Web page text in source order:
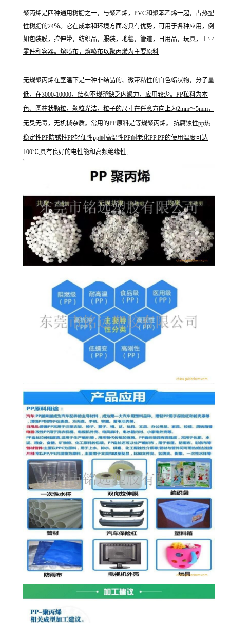
聚丙烯是四种通用树脂之一，与聚乙烯，PVC和聚苯乙烯一起，占热塑
性树脂的24％。它在成本和环境方面均具有优势，可用于各种应用，例
如包装膜，拉伸带，纺织品，服装，地毯，管道，日用品，玩具，工业
零件和容器。熔喷布，熔喷布以聚丙烯为主要原料
无规聚丙烯在室温下是一种非结晶的、微带粘性的白色蜡状物，分子量
低，在3000-10000，结构不规整缺乏内聚力，应用较少。PP粒料为本
色、圆柱状颗粒，颗粒光洁，粒子的尺寸在任意方向上为2mm～5mm，
无臭无毒，无机械杂质。常用的PP原料是等规聚丙烯。 抗腐蚀性pp热
稳定性PP防锈性PP轻便性pp耐高温性PP耐老化PP.PP的使用温度可达
100℃,具有良好的电性能和高频绝缘性,